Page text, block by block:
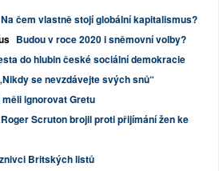
Na čem vlastně stojí globální kapitalismus?
Budou v roce 2020 i sněmovní volby?
do hlubin české sociální demokracie
se nevzdávejte svých snů“
ignorovat Gretu
Scruton brojil proti přijímání žen ke
Britských listů